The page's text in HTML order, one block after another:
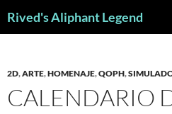
Rived's Aliphant Legend
2D,ARTE,HOMENAJE,QOPH,
CALENDARIO